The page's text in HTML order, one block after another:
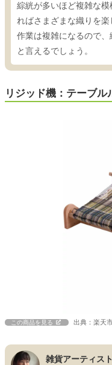
綜絖が多いほど複雑な
ればさまざまな織りを
作業は複雑になるので
と言えるでしょう。
リジッド機：テーブ
この商品を見る 出典：楽天
雑貨アーティス